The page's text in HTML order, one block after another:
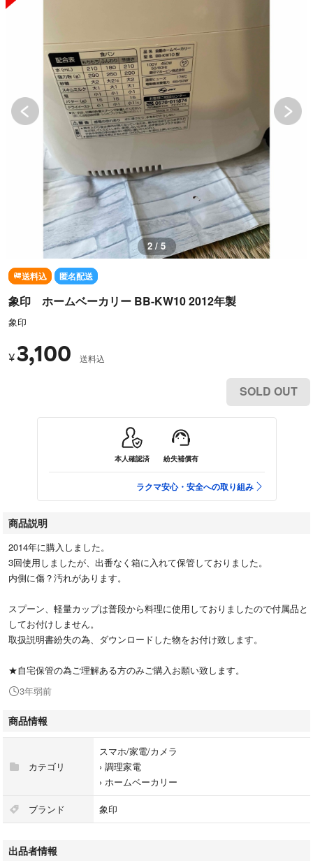
2 / 5
送料込 匿名配送
象印 ホームベーカリー BB-KW10 2012年製
象印
¥3,100 送料込
SOLD OUT
本人確認済 紛失補償有
ラクマ安心・安全への取り組み
商品説明
2014年に購入しました。
3回使用しましたが、出番なく箱に入れて保管しておりました。
内側に傷？汚れがあります。
スプーン、軽量カップは普段から料理に使用しておりましたので付属品と
してお付けしません。
取扱説明書紛失の為、ダウンロードした物をお付け致します。
★自宅保管の為ご理解ある方のみご購入お願い致します。
3年弱前
商品情報
カテゴリ
スマホ/家電/カメラ
› 調理家電
› ホームベーカリー
ブランド 象印
出品者情報